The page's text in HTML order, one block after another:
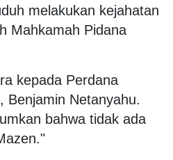
melakukan kejahatan
Mahkamah Pidana
kepada Perdana
Benjamin Netanyahu.
bahwa tidak ada